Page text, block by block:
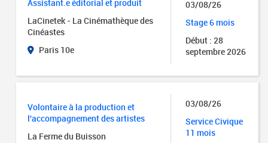
Assistant.e éditorial et produit
LaCinetek - La Cinémathèque des
Cinéastes
Paris 10e
03/08/26
Stage 6 mois
Début : 28
septembre 2026
Volontaire à la production et
l'accompagnement des artistes
La Ferme du Buisson
03/08/26
Service Civique
11 mois